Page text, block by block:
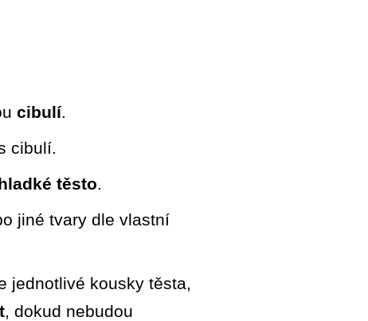
cibulí.
cibulí.
těsto.
jiné tvary dle vlastní
jednotlivé kousky těsta,
, dokud nebudou